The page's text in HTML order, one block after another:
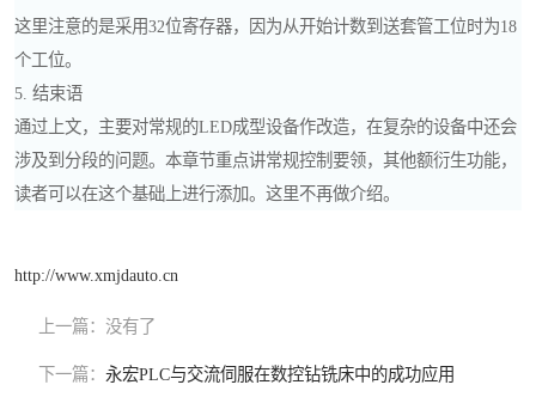
这里注意的是采用32位寄存器，因为从开始计数到送套管工位时为18
个工位。
5. 结束语
通过上文，主要对常规的LED成型设备作改造，在复杂的设备中还会
涉及到分段的问题。本章节重点讲常规控制要领，其他额衍生功能，
读者可以在这个基础上进行添加。这里不再做介绍。
http://www.xmjdauto.cn
上一篇： 没有了
下一篇： 永宏PLC与交流伺服在数控钻铣床中的成功应用